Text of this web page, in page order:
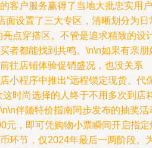
客户服务赢得了当地大批忠实用户
面设置了三大专区，清晰划分为日
点穿搭区。不管是追求精致的设
者都能找到共鸣。\n\n如果有亲朋
往店铺体验促销盛况，也没关系
程序中推出“远程锁定现货、代
时尚选择的人终于不用多次到店
伴随特价指南同步发布的抽奖活
元，即可凭购物小票瞬间开启指定
环节，仅2024年最后一两阶段。